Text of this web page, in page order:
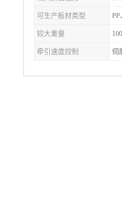
可生产板材类型 PP
较大重量
牵引速度控制 伺